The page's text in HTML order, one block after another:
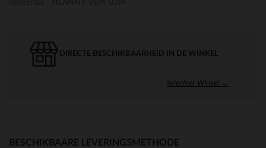
DIRECTE BESCHIKBAARHEID IN DE WINKEL
Selecteer Winkel →
BESCHIKBAARE LEVERINGSMETHODE